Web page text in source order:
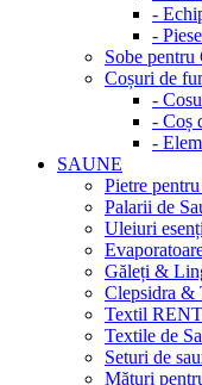
-
-
Sobe
Coșuri de
-
- Coș
-
SAUNE
Pietre pentru
Palarii de
Uleiuri
Găleți &
Clepsidra &
Textil
Textile de
Seturi de
Mături